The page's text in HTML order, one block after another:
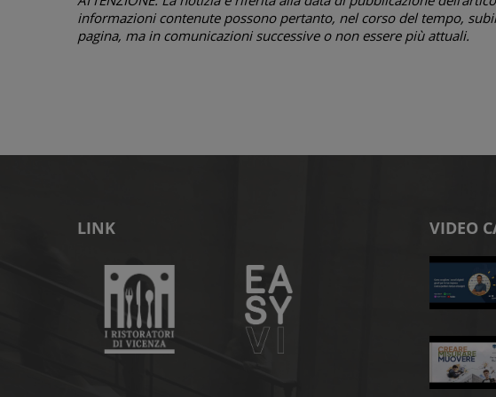
informazioni contenute possono pertanto, nel corso del tempo,
pagina, ma in comunicazioni successive o non essere più attuali.
LINK VIDEO